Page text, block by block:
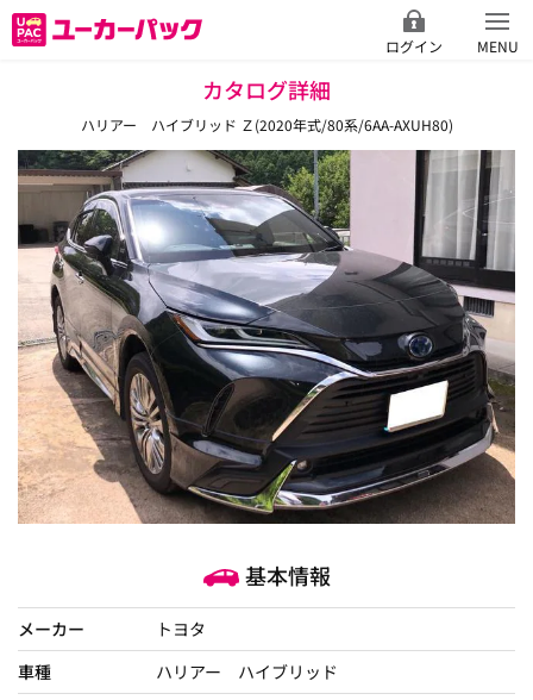
ログイン MENU
カタログ詳細
ハリアー ハイブリッド Ｚ(2020年式/80系/6AA-AXUH80)
基本情報
メーカー
トヨタ
車種
ハリアー ハイブリッド